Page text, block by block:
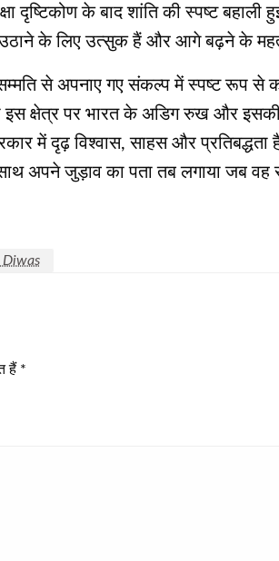
के बाद शांति की स्पष्ट बहाली
उठाने के लिए उत्सुक हैं और आगे बढ़ने के
से अपनाए गए संकल्प में स्पष्ट रूप से
इस क्षेत्र पर भारत के अडिग रुख और
में दृढ़ विश्वास, साहस और
अपने जुड़ाव का पता तब लगाया जब
हैं *